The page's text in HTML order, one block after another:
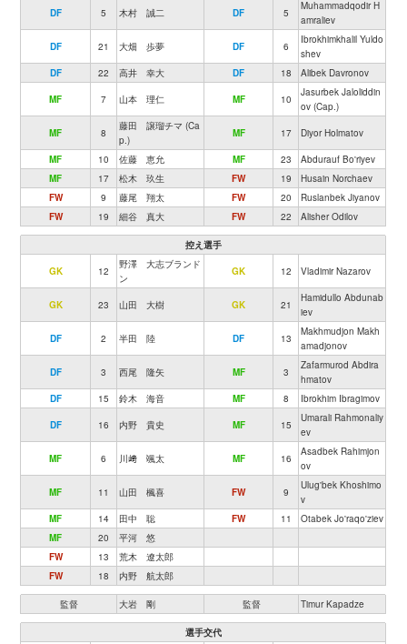
DF 5 木村 誠二 DF 5
Muhammadqodir H
amraliev
DF 21 大畑 歩夢 DF 6
Ibrokhimkhalil Yuldo
shev
DF
22 高井 幸大 DF 18 Alibek Davronov
MF 7 山本 理仁 MF 10
Jasurbek Jaloliddin
ov (Cap.)
MF 8
藤田 譲瑠チマ (Ca
p.)
MF 17 Diyor Holmatov
MF 10 佐藤 恵允 MF 23
Abdurauf Bo'riyev
MF
17 松木 玖生 FW 19
Husain Norchaev
FW
9 藤尾 翔太 FW 20
Ruslanbek Jiyanov
FW
19 細谷 真大 FW 22 Alisher Odilov
控え選手
GK 12
野澤 大志ブランド
ン
GK 12 Vladimir Nazarov
GK 23 山田 大樹 GK 21
Hamidullo Abdunab
iev
DF 2 半田 陸 DF 13
Makhmudjon Makh
amadjonov
DF 3 西尾 隆矢 MF 3
Zafarmurod Abdira
hmatov
DF
15 鈴木 海音 MF 8 Ibrokhim Ibragimov
DF 16 内野 貴史 MF 15
Umarali Rahmonaliy
ev
MF 6 川﨑 颯太 MF 16
Asadbek Rahimjon
ov
MF 11 山田 楓喜 FW 9
Ulug'bek Khoshimo
v
MF
14 田中 聡 FW 11
Otabek Jo'raqo'ziev
MF
20
平河 悠
FW
13
荒木 遼太郎
FW
18 内野 航太郎
監督 大岩 剛 監督 Timur Kapadze
選手交代